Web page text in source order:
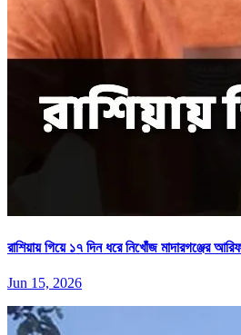
রাশিয়ায় গিয়ে ১৭ দিন ধরে নিখোঁজ মাদারগঞ্জের
Jun 15, 2026